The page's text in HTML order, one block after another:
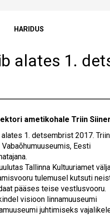
HARIDUS
alates 1.
ametikohale Triin
1. detsembrist 2017. Triin
Eesti
Tallinna Kultuuriamet
tulemusel kutsuti
pääses teise vestlusvooru.
visioon linnamuuseumi
juhtimiseks